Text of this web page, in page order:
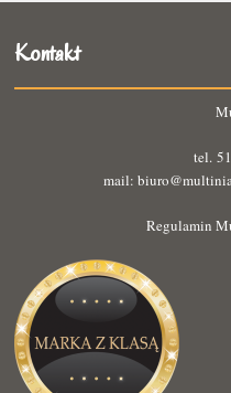
Kontakt
tel.
mail:
Regulamin